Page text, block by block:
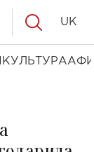
КУЛЬТУРА
UK